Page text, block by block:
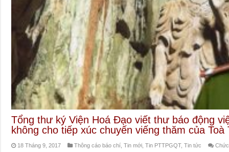
Tổng thư ký Viện Hoá Đạo viết thư báo động
không cho tiếp xúc chuyến viếng thăm của
18 Tháng 9, 2017 Thông cáo báo chí,Tin mới,Tin PTTPGQT,Tin tức